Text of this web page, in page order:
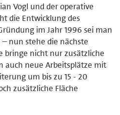
Vogl und der operative
die Entwicklung des
im Jahr 1996 sei man
nun stehe die nächste
bringe nicht nur zusätzliche
auch neue Arbeitsplätze mit
um bis zu 15 - 20
zusätzliche Fläche